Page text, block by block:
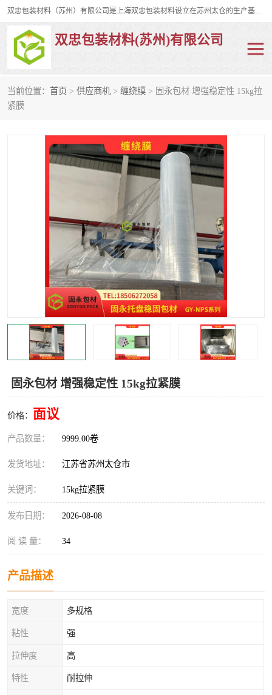
双忠包装材料（苏州）有限公司是上海双忠包装材料设立在苏州太仓的生产基地，占地约2万平米，产品主要有打孔缠绕膜，拉伸蜂窝纸，集装箱充气袋，滑托板，打包带，裹包网兜，防滑纸等箱体和托盘的运输和保护性包材。固永包材®，GooYon Pack®，是我们保护性包装材料的专属品牌。
双忠包装材料(苏州)有限公司
当前位置： 首页 > 供应商机 > 缠绕膜 > 固永包材 增强稳定性 15kg拉
紧膜
固永包材 增强稳定性 15kg拉紧膜
价格： 面议
产品数量： 9999.00卷
发货地址： 江苏省苏州太仓市
关键词： 15kg拉紧膜
发布日期： 2026-08-08
阅 读 量： 34
产品描述
宽度 多规格
粘性 强
拉伸度 高
特性 耐拉伸
打孔缠绕膜
裹包网兜 纤维打包带
充气袋
缠绕膜
托盘裹包网兜
托盘捆绑带